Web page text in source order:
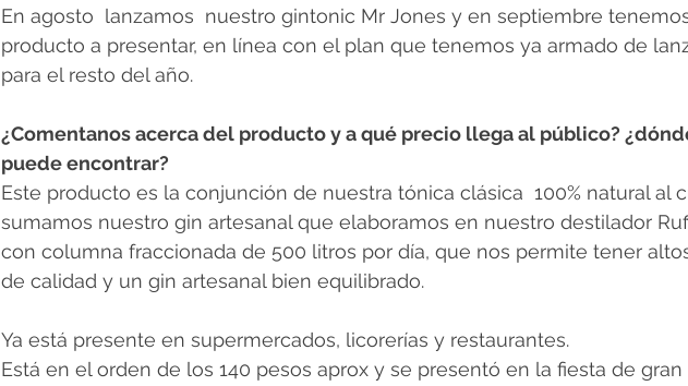
En agosto  lanzamos  nuestro gintonic Mr Jones y en septiembre
producto a presentar, en línea con el plan que tenemos ya armado de
para el resto del año.
¿Comentanos acerca del producto y a qué precio llega al público?
puede encontrar?
Este producto es la conjunción de nuestra tónica clásica  100% natural al
sumamos nuestro gin artesanal que elaboramos en nuestro destilador
con columna fraccionada de 500 litros por día, que nos permite tener
de calidad y un gin artesanal bien equilibrado.
Ya está presente en supermercados, licorerías y restaurantes.
Está en el orden de los 140 pesos aprox y se presentó en la fiesta de gran